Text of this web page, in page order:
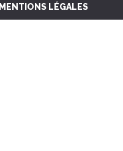
MENTIONS LÉGALES